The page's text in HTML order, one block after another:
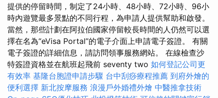
提供的停留時間，制定了24小時、48小時、72小時、96小
時內遊覽最多景點的不同行程，為申請人提供幫助和啟發。
當然，那些計劃在阿拉伯國家停留較長時間的人仍然可以選
擇在名為“eVisa Portal”的電子介面上申請電子簽證。 有關
電子簽證的詳細信息，請訪問領事服務網站。 在線檢查沙
特簽證資格並在航班起飛前 seventy two 如何登記公司更
有效率 基隆台胞證申請步驟 台中刮痧療程推薦 到府外燴的
便利選擇 新北按摩服務 浪漫戶外婚禮外燴 中醫推拿技術